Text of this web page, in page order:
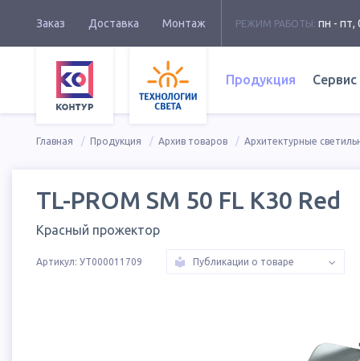
Заказ Доставка Монтаж РЕЖИМ РАБОТЫ: пн - пт,
Продукция Сервис
Главная Продукция Архив товаров Архитектурные
TL-PROM SM 50 FL К30 Red
Красный прожектор
Артикул: УТ000011709 Публикации о товаре